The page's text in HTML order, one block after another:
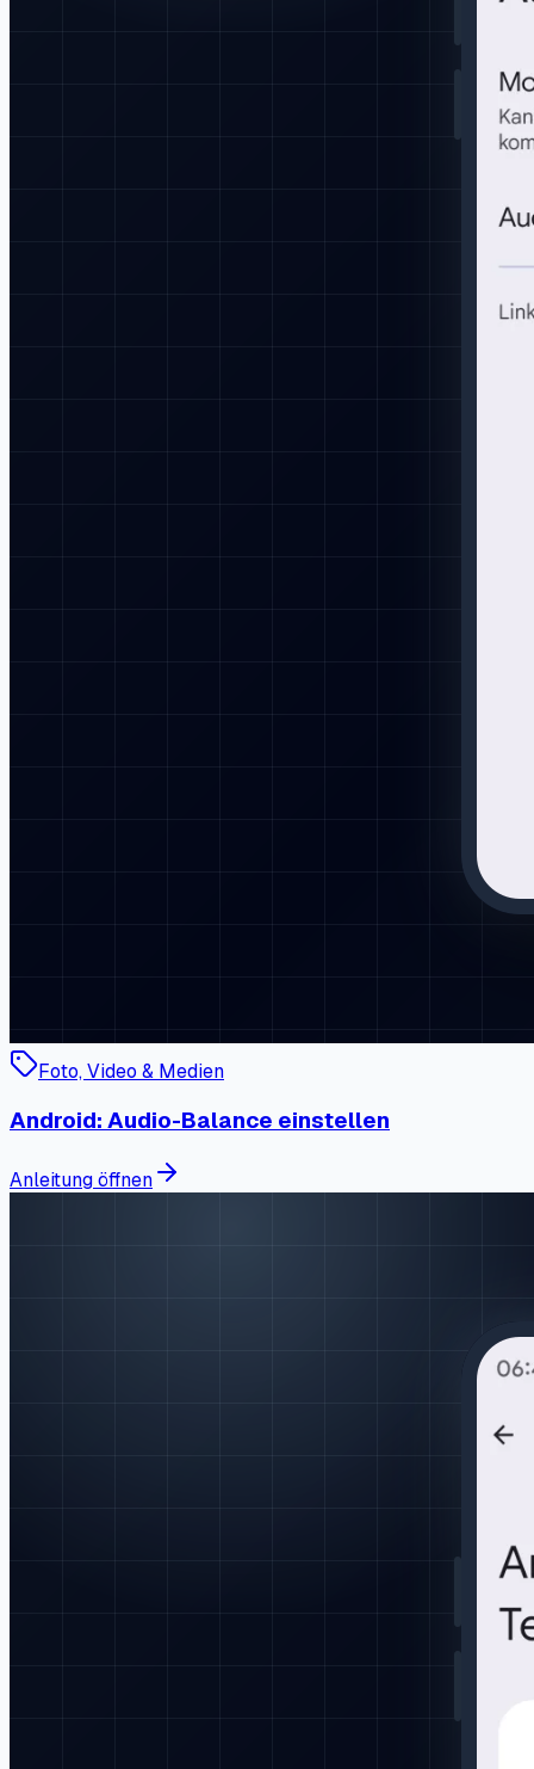
Foto, Video & Medien
Android: Audio-Balance einstellen
Anleitung öffnen